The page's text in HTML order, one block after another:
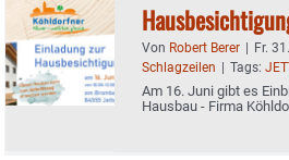
Von Robert Berer | Fr.
Schlagzeilen | Tags:
Am 16. Juni gibt es
Hausbau - Firma